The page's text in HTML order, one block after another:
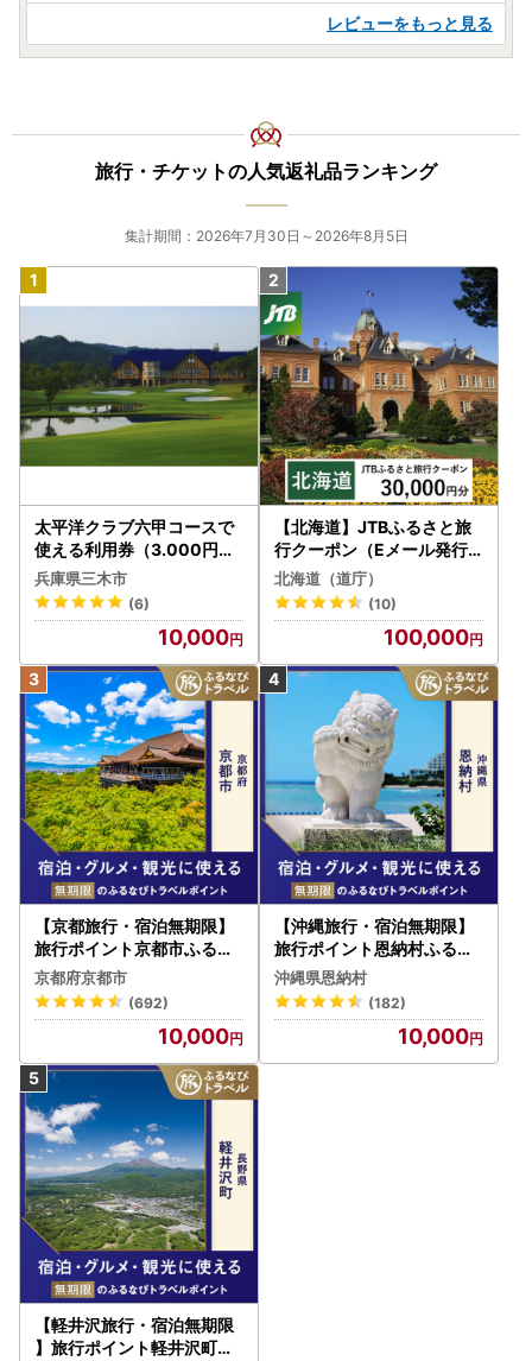
レビューをもっと見る
旅行・チケットの人気返礼品ランキング
集計期間：2026年7月30日～2026年8月5日
太平洋クラブ六甲コースで
使える利用券（3.000円分
）
兵庫県三木市
(6)
10,000
【北海道】JTBふるさと旅
行クーポン（Eメール発行
）30,000円分 旅行 トラベ
ル 宿泊 人気 おすすめ JTB
W030T
北海道（道庁）
(10)
100,000
【京都旅行・宿泊無期限】
旅行ポイント京都市ふるな
びトラベルポイント
京都府京都市
(692)
10,000
【沖縄旅行・宿泊無期限】
旅行ポイント恩納村ふるな
びトラベルポイント
沖縄県恩納村
(182)
10,000
【軽井沢旅行・宿泊無期限
】旅行ポイント軽井沢町ふ